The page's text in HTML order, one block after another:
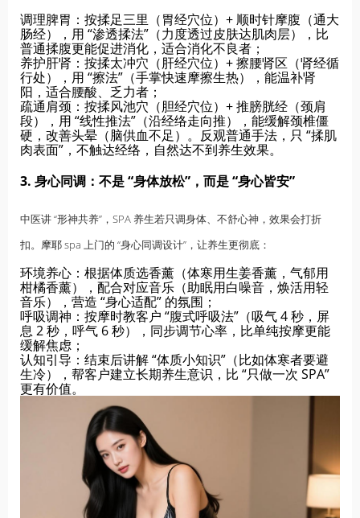
调理脾胃：按揉足三里（胃经穴位）+ 顺时针摩腹（通大
肠经），用 “渗透揉法”（力度透过皮肤达肌肉层），比
普通揉腹更能促进消化，适合消化不良者；
养护肝肾：按揉太冲穴（肝经穴位）+ 擦腰肾区（肾经循
行处），用 “擦法”（手掌快速摩擦生热），能温补肾
阳，适合腰酸、乏力者；
疏通肩颈：按揉风池穴（胆经穴位）+ 推膀胱经（颈肩
段），用 “线性推法”（沿经络走向推），能缓解颈椎僵
硬，改善头晕（脑供血不足）。反观普通手法，只 “揉肌
肉表面”，不触达经络，自然达不到养生效果。
3. 身心同调：不是 “身体放松”，而是 “身心皆安”
中医讲 “形神共养”，SPA 养生若只调身体、不舒心神，效果会打折
扣。 摩耶spa 上门的 “身心同调设计”，让养生更彻底：
环境养心：根据体质选香薰（体寒用生姜香薰，气郁用
柑橘香薰），配合对应音乐（助眠用白噪音，焕活用轻
音乐），营造 “身心适配” 的氛围；
呼吸调神：按摩时教客户 “腹式呼吸法”（吸气 4 秒，屏
息 2 秒，呼气 6 秒），同步调节心率，比单纯按摩更能
缓解焦虑；
认知引导：结束后讲解 “体质小知识”（比如体寒者要避
生冷），帮客户建立长期养生意识，比 “只做一次 SPA”
更有价值。